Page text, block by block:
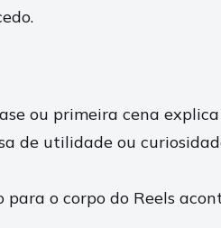
ou primeira cena
de utilidade ou
para o corpo do Reels